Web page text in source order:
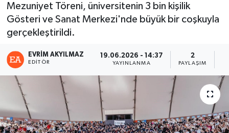
Mezuniyet Töreni, üniversitenin 3 bin kişilik
Gösteri ve Sanat Merkezi'nde büyük bir coşkuyla
gerçekleştirildi.
EVRIM AKYILMAZ
EDITÖR
19.06.2026 - 14:37
YAYINLANMA
2
PAYLAŞIM
Haber Arşivi